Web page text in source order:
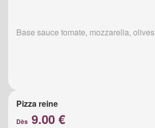
Base sauce tomate, mozzarella, olives
Pizza reine
Dès 9.00 €